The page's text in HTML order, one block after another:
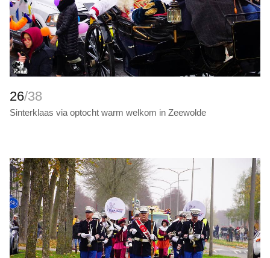
26/38
Sinterklaas via optocht warm welkom in Zeewolde